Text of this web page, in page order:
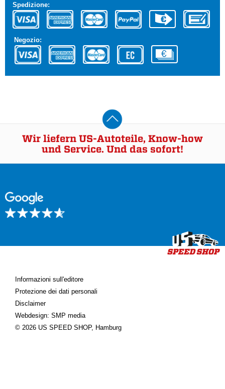
Spedizione:
Negozio:
Wir liefern US-Autoteile, Know-how
und Service. Und das sofort!
Informazioni sull'editore
Protezione dei dati personali
Disclaimer
Webdesign: SMP media
© 2026 US SPEED SHOP, Hamburg